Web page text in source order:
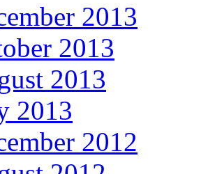
2013
2013
2013
2013
2012